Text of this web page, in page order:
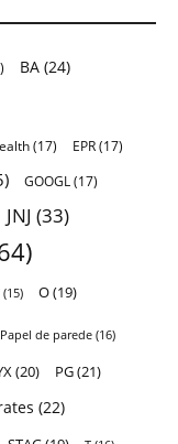
BA (24)
(17) EPR(17)
GOOGL (17)
JNJ (33)
(15) O(19)
Papel de parede (16)
(20) PG(21)
(22)